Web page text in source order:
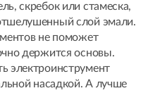
скребок или стамеска,
слой эмали.
не поможет
держится основы.
электроинструмент
насадкой. А лучше